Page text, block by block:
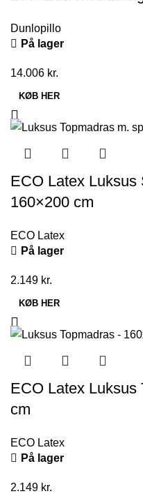
Dunlopillo
På lager
14.006 kr.
KØB HER
ECO Latex Luksus
160×200 cm
ECO Latex
På lager
2.149 kr.
KØB HER
ECO Latex Luksus
cm
ECO Latex
På lager
2.149 kr.